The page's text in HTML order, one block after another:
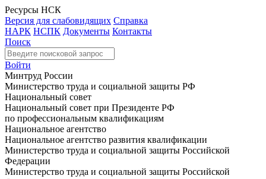
Ресурсы НСК
Версия для слабовидящих Справка
НАРК НСПК Документы Контакты
Поиск
Войти
Минтруд России
Министерство труда и социальной защиты РФ
Национальный совет
Национальный совет при Президенте РФ
по профессиональным квалификациям
Национальное агентство
Национальное агентство развития квалификации
Министерство труда и социальной защиты Российской
Федерации
Министерство труда и социальной защиты Российской